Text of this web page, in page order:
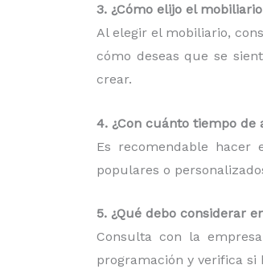
3. ¿Cómo elijo el
Al elegir el mobiliario,
cómo deseas que se
crear.
4. ¿Con cuánto tiempo de
Es recomendable hacer
populares o
5. ¿Qué debo considerar
Consulta con la
programación y verifica si